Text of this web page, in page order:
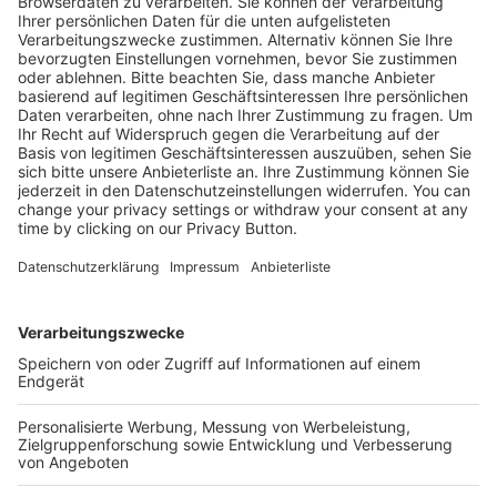
eines Kfz-Managers und liefert neuen wie erfahrenen
Managern von Kfz-Betrieben wertvolle Handlungshilfen.
59,80 €
Mehr Infos
Kostenlose Rücksendung bis zu 14 Tage nach
Bestelleingang (innerhalb Deutschlands).
Versandkosten.
Der Bestellprozess ist mit Hilfe eines SSL-
SERVICE HOTLINE